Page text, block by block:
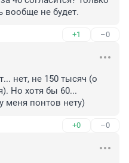
вообще не будет.
+1 –0
нет, не 150 тысяч (о
Но хотя бы 60...
меня понтов нету)
+0 –0